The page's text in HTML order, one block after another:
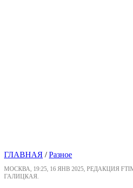
ГЛАВНАЯ /Разное
МОСКВА, 19:25, 16 ЯНВ 2025, РЕДАКЦИЯ
ГАЛИЦКАЯ.